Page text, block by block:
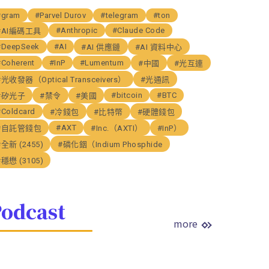
#Parvel Durov #telegram
#ton
編碼工具
#Anthropic
#Claude Code
#AI #AI 供應鏈
#AI 資料中心
#InP #Lumentum #中國
#光互連
收發器（Optical Transceivers）
#光通訊
光子
#禁令 #美國 #bitcoin
#BTC
#冷錢包 #比特幣
#硬體錢包
託管錢包
#AXT #Inc.（AXTI）
#InP）
新 (2455)
#磷化銦（Indium Phosphide
懋 (3105)
more